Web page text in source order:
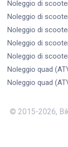
Noleggio di
Noleggio di
Noleggio di
Noleggio di
Noleggio di
Noleggio quad
Noleggio quad
© 2015-2026,